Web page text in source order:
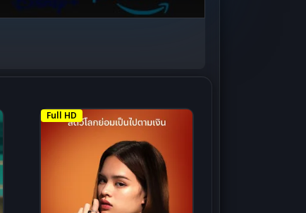
Full HD